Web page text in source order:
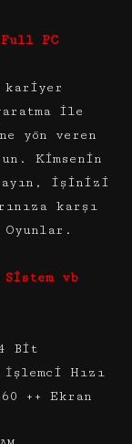
PC
kariyer
ile
yön veren
Kimsenin
işinizi
karşı
Sistem vb
Bit
İşlemci Hızı
++ Ekran